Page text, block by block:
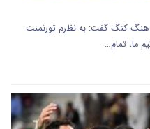
کنگ گفت: به نظرم تورنمنت
ما، تمام…